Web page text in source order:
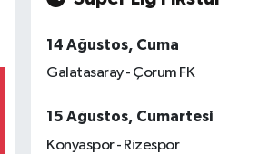
14 Ağustos, Cuma
Galatasaray - Çorum FK
15 Ağustos, Cumartesi
Konyaspor - Rizespor